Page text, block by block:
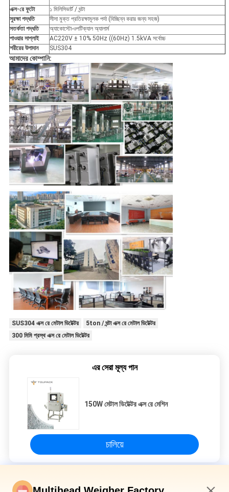
এক্স-রে ফুটো
১ মিলিসিভার্ট / ঘন্টা
সুরক্ষা পদ্ধতি
সীসা মুক্ত প্রতিরক্ষামূলক পর্দা (বিচ্ছিন্ন করার জন্য সহজ)
সতর্কতা পদ্ধতি
অ্যাকোস্টো-ওপটিক্যাল অ্যালার্ম
পাওয়ার সাপ্লাই
AC220V ± 10% 50Hz ((60Hz) 1.5kVA সর্বোচ্চ
শরীরের উপাদান
SUS304
আমাদের কোম্পানি:
SUS304 এক্স রে মেটাল ডিটেক্টর
5ton / ঘন্টা এক্স রে মেটাল ডিটেক্টর
300 মিমি প্রস্থ এক্স রে মেটাল ডিটেক্টর
এর সেরা মূল্য পান
150W মেটাল ডিটেক্টর এক্স রে মেশিন
চালিয়ে
এক্স রে মেটাল ডিটেক্টর